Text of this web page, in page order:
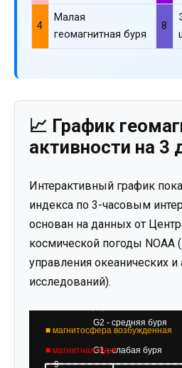
4
Малая
геомагнитная буря
8
📈 График
активности на 3
Интерактивный график
индекса по 3-часовым
основан на данных от
космической погоды NOAA
управления океанических
исследований).